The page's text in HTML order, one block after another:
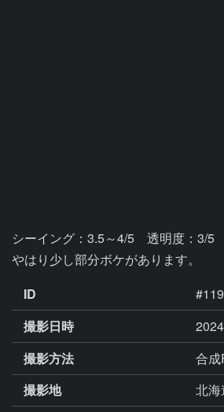
シーイング：3.5～4/5　透明度：3/5
ID
撮影日時
撮影方法
合
撮影地
北